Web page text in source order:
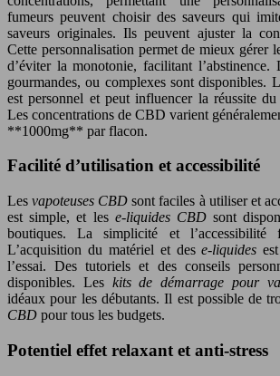
fumeurs peuvent choisir des saveurs qui
saveurs originales. Ils peuvent ajuster la
Cette personnalisation permet de mieux gérer
d’éviter la monotonie, facilitant l’abstinence.
gourmandes, ou complexes sont disponibles.
est personnel et peut influencer la réussite
Les concentrations de CBD varient
**1000mg** par flacon.
Facilité d’utilisation et accessibilité
Lesvapoteuses CBDsont faciles à utiliser et
est simple, et les e-liquides CBDsont
boutiques. La simplicité et l’accessibilité
L’acquisition du matériel et dese-liquides
l’essai. Des tutoriels et des conseils
disponibles. Les kits de démarrage pour
idéaux pour les débutants. Il est possible de
CBD pour tous les budgets.
Potentiel effet relaxant et anti-stress